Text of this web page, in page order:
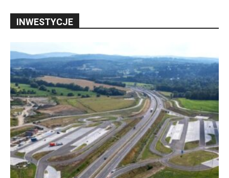
INWESTYCJE